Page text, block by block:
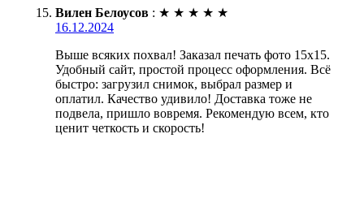
Вилен Белоусов : ★ ★ ★ ★ ★
16.12.2024
Выше всяких похвал! Заказал печать фото 15х15.
Удобный сайт, простой процесс оформления. Всё
быстро: загрузил снимок, выбрал размер и
оплатил. Качество удивило! Доставка тоже не
подвела, пришло вовремя. Рекомендую всем, кто
ценит четкость и скорость!